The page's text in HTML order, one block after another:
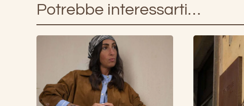
Potrebbe interessarti…